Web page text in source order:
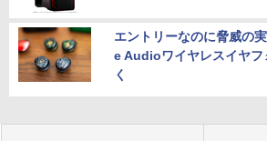
エントリーなのに脅威の
e Audioワイヤレスイヤフ
く